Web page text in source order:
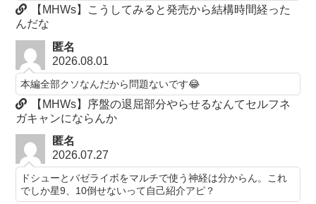
【MHWs】こうしてみると発売から結構時間経った
んだな
匿名
2026.08.01
本編全部クソなんだから問題ないです😂
【MHWs】序盤の退屈部分やらせるなんてセルフネ
ガキャンにならんか
匿名
2026.07.27
ドシューとバゼライボをマルチで使う神経は分からん。これ
でしか星9、10倒せないって自己紹介アピ？